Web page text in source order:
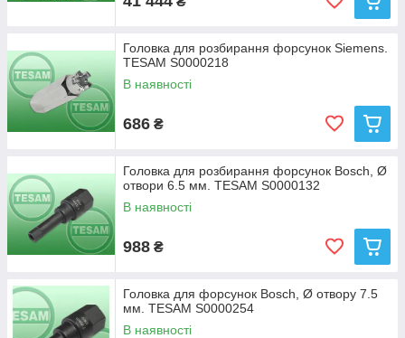
Головка для розбирання форсунок Siemens.
TESAM S0000218
В наявності
686 ₴
Головка для розбирання форсунок Bosch, Ø
отвори 6.5 мм. TESAM S0000132
В наявності
988 ₴
Головка для форсунок Bosch, Ø отвору 7.5
мм. TESAM S0000254
В наявності